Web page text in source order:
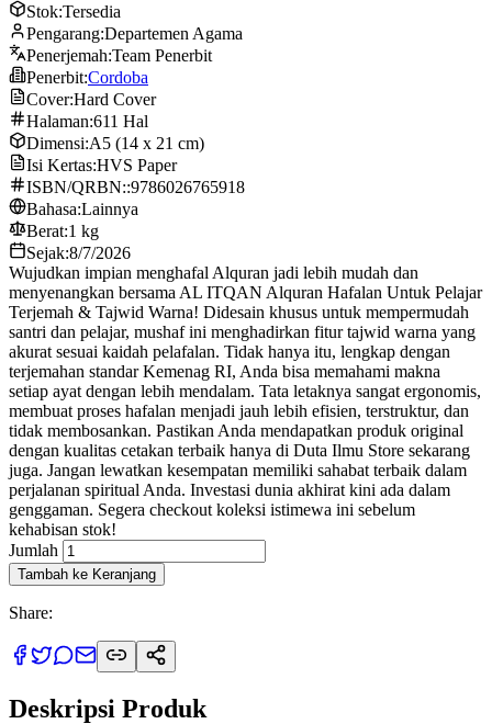
Stok:Tersedia
Pengarang:Departemen Agama
Penerjemah:Team Penerbit
Penerbit:Cordoba
Cover:Hard Cover
Halaman:611 Hal
Dimensi:A5 (14 x 21 cm)
Isi Kertas:HVS Paper
ISBN/QRBN::9786026765918
Bahasa:Lainnya
Berat:1 kg
Sejak:8/7/2026
Wujudkan impian menghafal Alquran jadi lebih mudah dan
menyenangkan bersama AL ITQAN Alquran Hafalan Untuk Pelajar
Terjemah & Tajwid Warna! Didesain khusus untuk mempermudah
santri dan pelajar, mushaf ini menghadirkan fitur tajwid warna yang
akurat sesuai kaidah pelafalan. Tidak hanya itu, lengkap dengan
terjemahan standar Kemenag RI, Anda bisa memahami makna
setiap ayat dengan lebih mendalam. Tata letaknya sangat ergonomis,
membuat proses hafalan menjadi jauh lebih efisien, terstruktur, dan
tidak membosankan. Pastikan Anda mendapatkan produk original
dengan kualitas cetakan terbaik hanya di Duta Ilmu Store sekarang
juga. Jangan lewatkan kesempatan memiliki sahabat terbaik dalam
perjalanan spiritual Anda. Investasi dunia akhirat kini ada dalam
genggaman. Segera checkout koleksi istimewa ini sebelum
kehabisan stok!
Jumlah
Tambah ke Keranjang
Share:
Deskripsi Produk